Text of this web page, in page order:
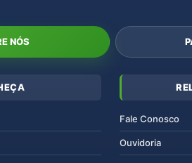
NÓS
Fale Conosco
Ouvidoria